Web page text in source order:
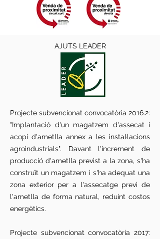
AJUTS LEADER
Projecte subvencionat convocatòria 2016.2:
"Implantació d'un magatzem d'assecat i
acopi d'ametlla annex a les instal·lacions
agroindustrials". Davant l'increment de
producció d'ametlla previst a la zona, s'ha
construït un magatzem i s'ha adequat una
zona exterior per a l'assecatge previ de
l'ametlla de forma natural, reduint costos
energètics.
Projecte subvencionat convocatòria 2017: